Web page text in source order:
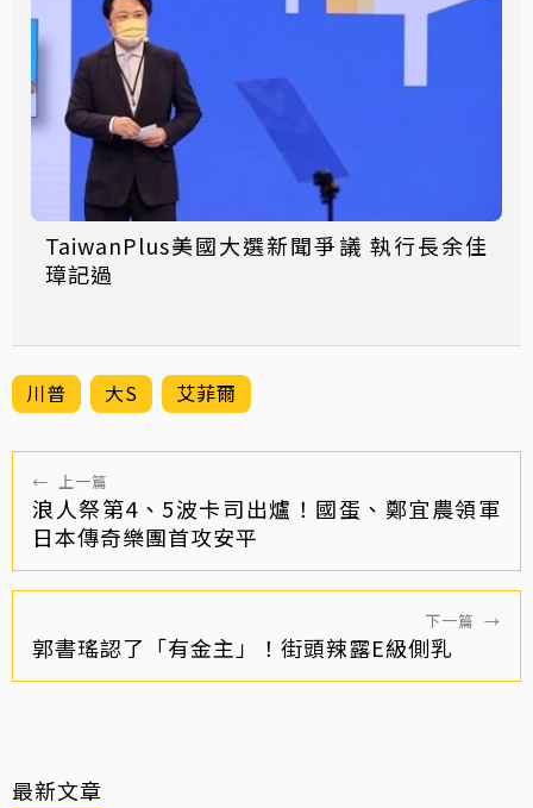
TaiwanPlus美國大選新聞爭議 執行長余佳
璋記過
川普 大S 艾菲爾
← 上一篇
浪人祭第4、5波卡司出爐！國蛋、鄭宜農領軍
日本傳奇樂團首攻安平
下一篇 →
郭書瑤認了「有金主」！街頭辣露E級側乳
最新文章